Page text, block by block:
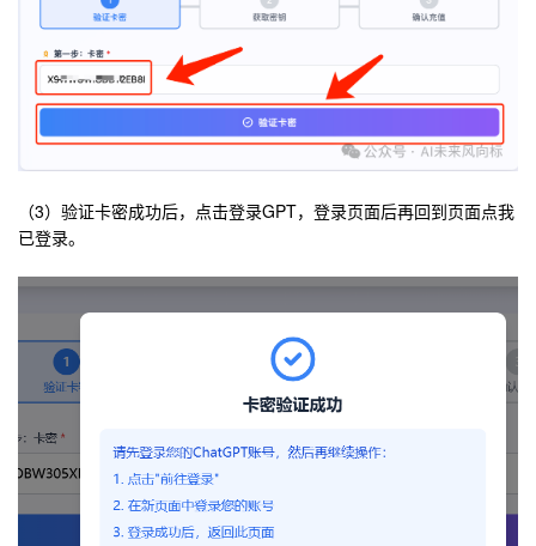
（3） 验证卡密成功后，点击登录GPT，登录页面后再回到页面点我
已登录。